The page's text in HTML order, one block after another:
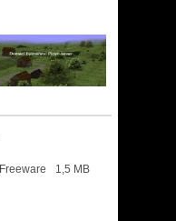
Freeware 1,5 MB